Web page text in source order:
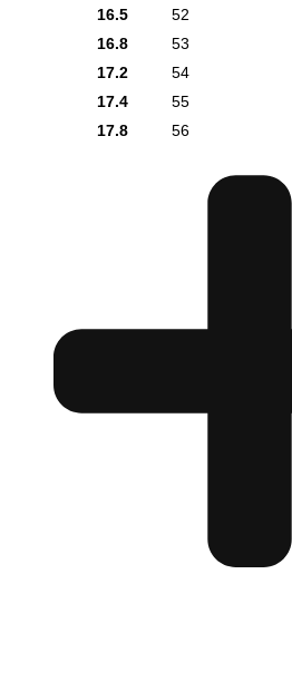
16.5
52
16.8
53
17.2
54
17.4
55
17.8
56